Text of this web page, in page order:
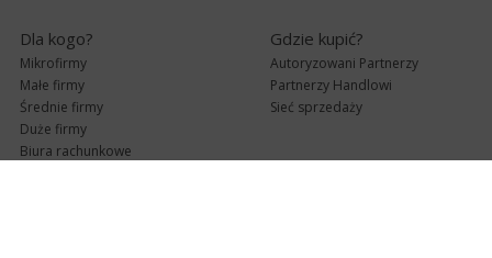
Dla kogo?
Mikrofirmy
Małe firmy
Średnie firmy
Duże firmy
Biura rachunkowe
Gdzie kupić?
Autoryzowani Partnerzy
Partnerzy Handlowi
Sieć sprzedaży